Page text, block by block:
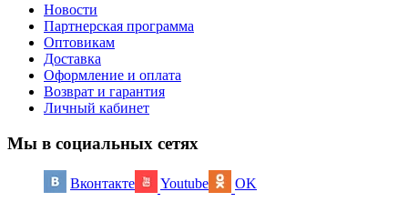
Новости
Партнерская программа
Оптовикам
Доставка
Оформление и оплата
Возврат и гарантия
Личный кабинет
Мы в социальных сетях
Вконтакте Youtube OK